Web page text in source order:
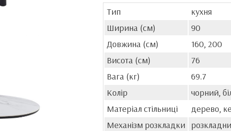
Тип
кухня
Ширина (см)
90
Довжина (см)
160, 200
Висота (см)
76
Вага (кг)
69.7
Колір
чорний,
Матеріал стільниці
дерево,
Механізм розкладки